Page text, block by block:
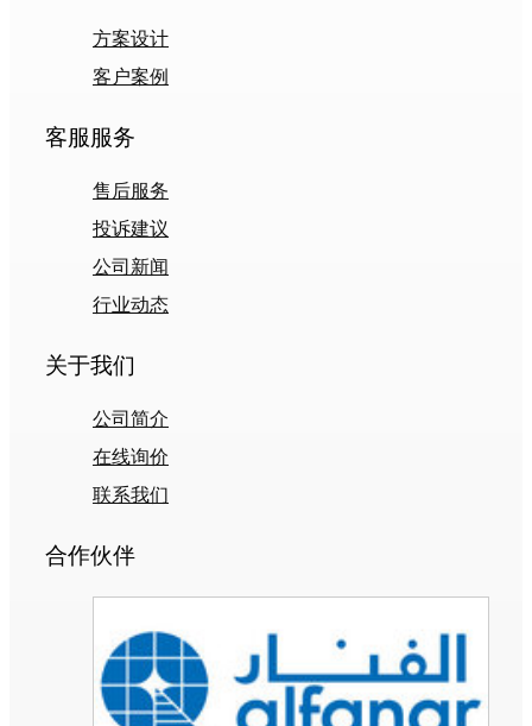
方案设计
客户案例
客服服务
售后服务
投诉建议
公司新闻
行业动态
关于我们
公司简介
在线询价
联系我们
合作伙伴